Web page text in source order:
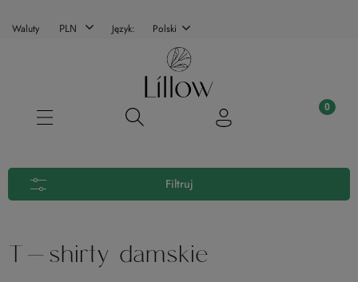
Waluty Język: Polski
Filtruj
T-shirty damskie